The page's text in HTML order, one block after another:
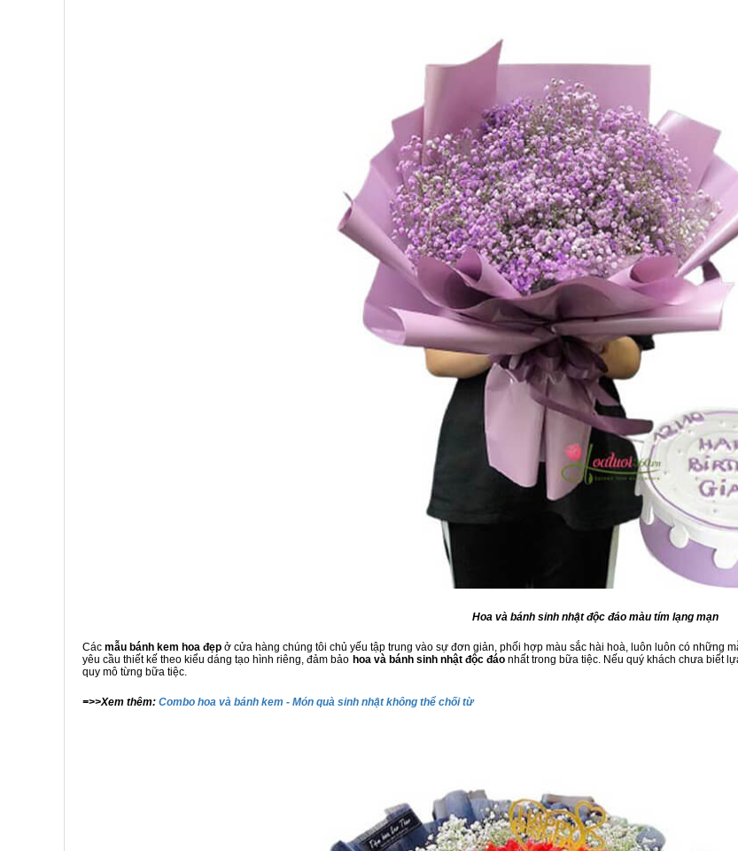
Hoa và bánh sinh nhật độc đáo màu tím lạng mạn
Các mẫu bánh kem hoa đẹp ở cửa hàng chúng tôi chủ yếu tập trung vào sự đơn giản, phối hợp màu sắc hài hoà, luôn luôn có những
yêu cầu thiết kế theo kiểu dáng tạo hình riêng, đảm bảo hoa và bánh sinh nhật độc đáonhất trong bữa tiệc. Nếu quý khách chưa biết
quy mô từng bữa tiệc.
=>>Xem thêm: Combo hoa và bánh kem - Món quà sinh nhật không thể chối từ